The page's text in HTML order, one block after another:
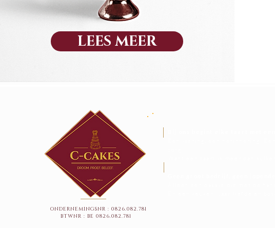
LEES MEER
ONDERNEMINGSNR : 0826.082.781
BTWNR : BE 0826.082.781